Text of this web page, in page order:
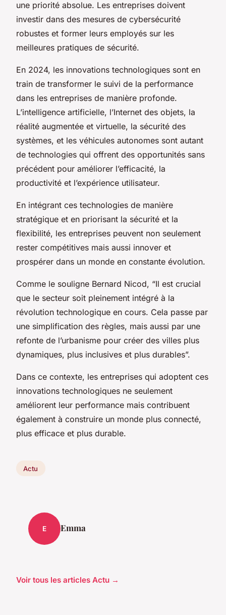
une priorité absolue. Les entreprises doivent
investir dans des mesures de cybersécurité
robustes et former leurs employés sur les
meilleures pratiques de sécurité.
En 2024, les innovations technologiques sont en
train de transformer le suivi de la performance
dans les entreprises de manière profonde.
L’intelligence artificielle, l’Internet des objets, la
réalité augmentée et virtuelle, la sécurité des
systèmes, et les véhicules autonomes sont autant
de technologies qui offrent des opportunités sans
précédent pour améliorer l’efficacité, la
productivité et l’expérience utilisateur.
En intégrant ces technologies de manière
stratégique et en priorisant la sécurité et la
flexibilité, les entreprises peuvent non seulement
rester compétitives mais aussi innover et
prospérer dans un monde en constante évolution.
Comme le souligne Bernard Nicod, “Il est crucial
que le secteur soit pleinement intégré à la
révolution technologique en cours. Cela passe par
une simplification des règles, mais aussi par une
refonte de l’urbanisme pour créer des villes plus
dynamiques, plus inclusives et plus durables”.
Dans ce contexte, les entreprises qui adoptent ces
innovations technologiques ne seulement
améliorent leur performance mais contribuent
également à construire un monde plus connecté,
plus efficace et plus durable.
Actu
E Emma
Voir tous les articles Actu →